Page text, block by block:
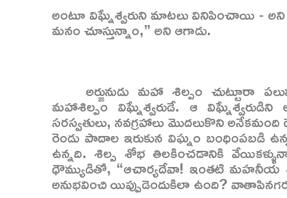
అంటూ విఘ్నేశ్వరుని మాటలు వినిపించాయి - అని
మనం చూస్తున్నాం,” అని ఆగాడు.
అర్జునుడు మహా శిల్పం చుట్టూరా
మహాశిల్పం విఘ్నేశ్వరుడే. ఆ విఘ్నేశ్వరుడిని
సరస్వతులు, నవగ్రహాలు మొదలుకొని
రెండు పాదాల ఇరుకున విఘ్నం బంధింపబడి
ఉన్నది. శిల్ప శోభ తిలకించడానికి
ధౌమ్యుడితో, “ఆచార్యదేవా! ఇంతటి మహనీయ
అనుభవించి యిప్పుడెందుకిలా ఉంది?